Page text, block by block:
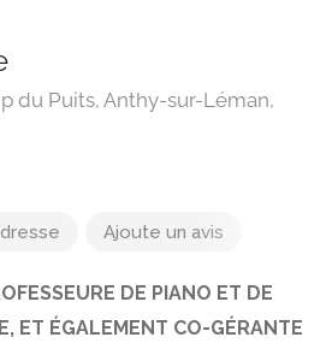
du Puits, Anthy-sur-Léman,
Ajoute un avis
DE PIANO ET DE
ET ÉGALEMENT CO-GÉRANTE